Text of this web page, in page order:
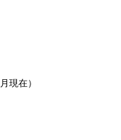
現在）